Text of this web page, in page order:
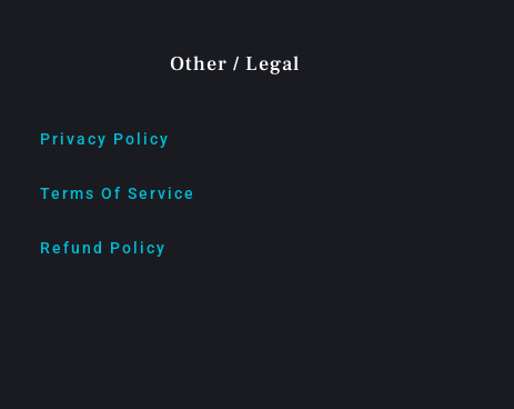
Other / Legal
Privacy Policy
Terms Of Service
Refund Policy